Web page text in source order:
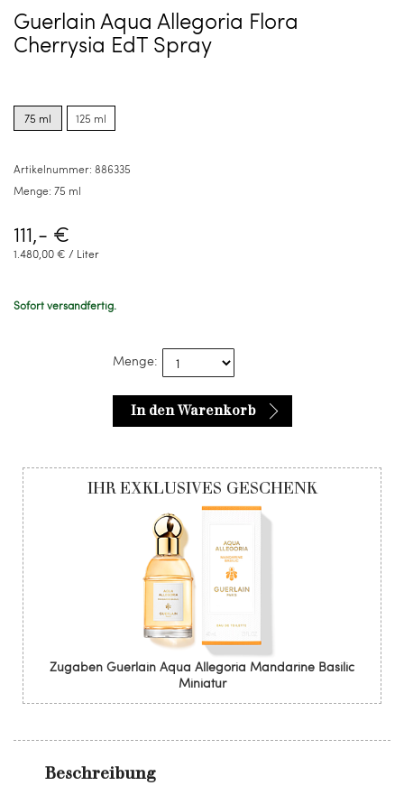
Guerlain Aqua Allegoria Flora
Cherrysia EdT Spray
options
for75 ml
options
for
125 ml
Artikelnummer: 886335
Menge: 75 ml
111,- €
1.480,00 € / Liter
Sofort versandfertig.
Menge:
In den Warenkorb
Beschreibung
IHR EXKLUSIVES GESCHENK
Zugaben Guerlain Aqua Allegoria Mandarine Basilic
Miniatur